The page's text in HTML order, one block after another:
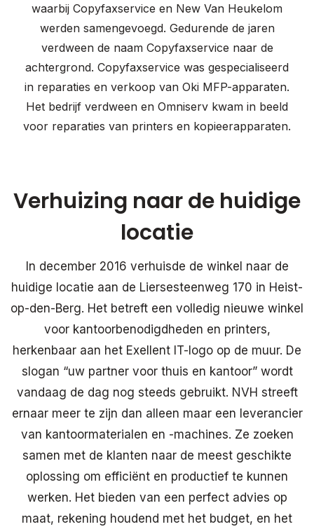
waarbij Copyfaxservice en New Van Heukelom
werden samengevoegd. Gedurende de jaren
verdween de naam Copyfaxservice naar de
achtergrond. Copyfaxservice was gespecialiseerd
in reparaties en verkoop van Oki MFP-apparaten.
Het bedrijf verdween en Omniserv kwam in beeld
voor reparaties van printers en kopieerapparaten.
Verhuizing naar de huidige
locatie
In december 2016 verhuisde de winkel naar de
huidige locatie aan de Liersesteenweg 170 in Heist-
op-den-Berg. Het betreft een volledig nieuwe winkel
voor kantoorbenodigdheden en printers,
herkenbaar aan het Exellent IT-logo op de muur. De
slogan “uw partner voor thuis en kantoor” wordt
vandaag de dag nog steeds gebruikt. NVH streeft
ernaar meer te zijn dan alleen maar een leverancier
van kantoormaterialen en -machines. Ze zoeken
samen met de klanten naar de meest geschikte
oplossing om efficiënt en productief te kunnen
werken. Het bieden van een perfect advies op
maat, rekening houdend met het budget, en het